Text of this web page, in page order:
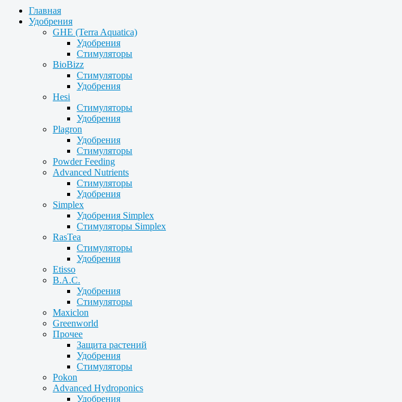
Главная
Удобрения
GHE (Terra Aquatica)
Удобрения
Стимуляторы
BioBizz
Стимуляторы
Удобрения
Hesi
Стимуляторы
Удобрения
Plagron
Удобрения
Стимуляторы
Powder Feeding
Advanced Nutrients
Стимуляторы
Удобрения
Simplex
Удобрения Simplex
Стимуляторы Simplex
RasTea
Стимуляторы
Удобрения
Etisso
B.A.C.
Удобрения
Стимуляторы
Maxiclon
Greenworld
Прочее
Защита растений
Удобрения
Стимуляторы
Pokon
Advanced Hydroponics
Удобрения